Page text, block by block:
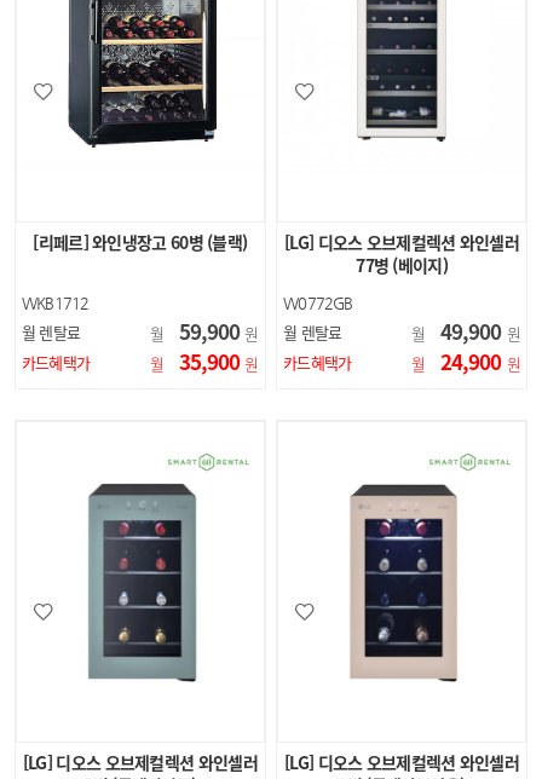
[리페르] 와인냉장고 60병 (블랙)
WKB1712
월 렌탈료 월 59,900 원
카드혜택가
월 35,900 원
[LG] 디오스 오브제컬렉션 와인셀러
77병 (베이지)
W0772GB
월 렌탈료 월 49,900 원
카드혜택가
월 24,900 원
[LG] 디오스 오브제컬렉션 와인셀러
[LG] 디오스 오브제컬렉션 와인셀러